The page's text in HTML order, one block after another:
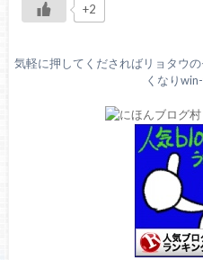
+2
気軽に押してくださればリョタウ
くなり